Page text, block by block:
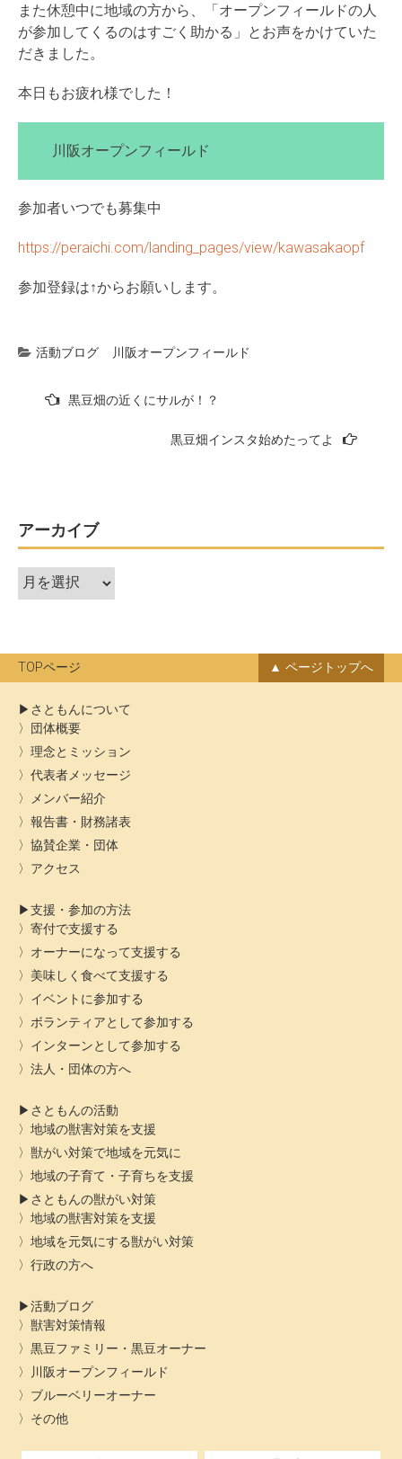
また休憩中に地域の方から、「オープンフィールドの人
が参加してくるのはすごく助かる」とお声をかけていた
だきました。
本日もお疲れ様でした！
川阪オープンフィールド
参加者いつでも募集中
https://peraichi.com/landing_pages/view/kawasakaopf
参加登録は↑からお願いします。
活動ブログ 川阪オープンフィールド
ー
シ
ョ
黒豆畑の近くにサルが！？
黒豆畑インスタ始めたってよ
アーカイブ
ア
ー
ブ
TOPページ ページトップへ
さともんについて
団体概要
理念とミッション
代表者メッセージ
メンバー紹介
報告書・財務諸表
協賛企業・団体
アクセス
支援・参加の方法
寄付で支援する
オーナーになって支援する
美味しく食べて支援する
イベントに参加する
ボランティアとして参加する
インターンとして参加する
法人・団体の方へ
さともんの活動
地域の獣害対策を支援
獣がい対策で地域を元気に
地域の子育て・子育ちを支援
さともんの獣がい対策
地域の獣害対策を支援
地域を元気にする獣がい対策
行政の方へ
活動ブログ
獣害対策情報
黒豆ファミリー・黒豆オーナー
川阪オープンフィールド
ブルーベリーオーナー
その他